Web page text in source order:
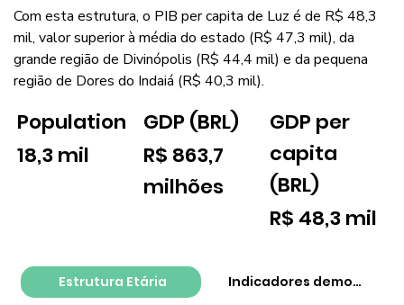
Estrutura Etária Indicadores
Com esta estrutura, o PIB per capita de Luz é de R$ 48,3
mil, valor superior à média do estado (R$ 47,3 mil), da
grande região de Divinópolis (R$ 44,4 mil) e da pequena
região de Dores do Indaiá (R$ 40,3 mil).
Population
18,3 mil
GDP (BRL)
R$ 863,7
milhões
GDP per
capita
(BRL)
R$ 48,3 mil